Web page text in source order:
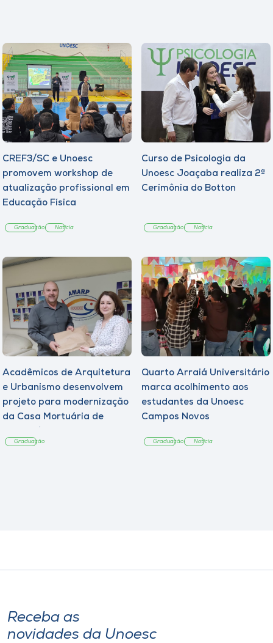
CREF3/SC e Unoesc
promovem workshop de
atualização profissional em
Educação Física
Graduação Notícia
Curso de Psicologia da
Unoesc Joaçaba realiza 2ª
Cerimônia do Botton
Graduação Notícia
Acadêmicos de Arquitetura
e Urbanismo desenvolvem
projeto para modernização
da Casa Mortuária de
Graduação
Quarto Arraiá Universitário
marca acolhimento aos
estudantes da Unoesc
Campos Novos
Graduação Notícia
Receba as
novidades da Unoesc